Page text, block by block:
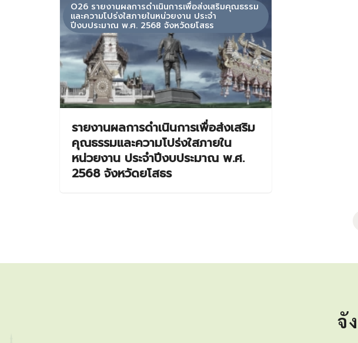
O26 รายงานผลการดำเนินการเพื่อส่งเสริมคุณธรรม
และความโปร่งใสภายในหน่วยงาน ประจำ
ปีงบประมาณ พ.ศ. 2568 จังหวัดยโสธร
รายงานผลการดำเนินการเพื่อส่งเสริม
คุณธรรมและความโปร่งใสภายใน
หน่วยงาน ประจำปีงบประมาณ พ.ศ.
2568 จังหวัดยโสธร
จั